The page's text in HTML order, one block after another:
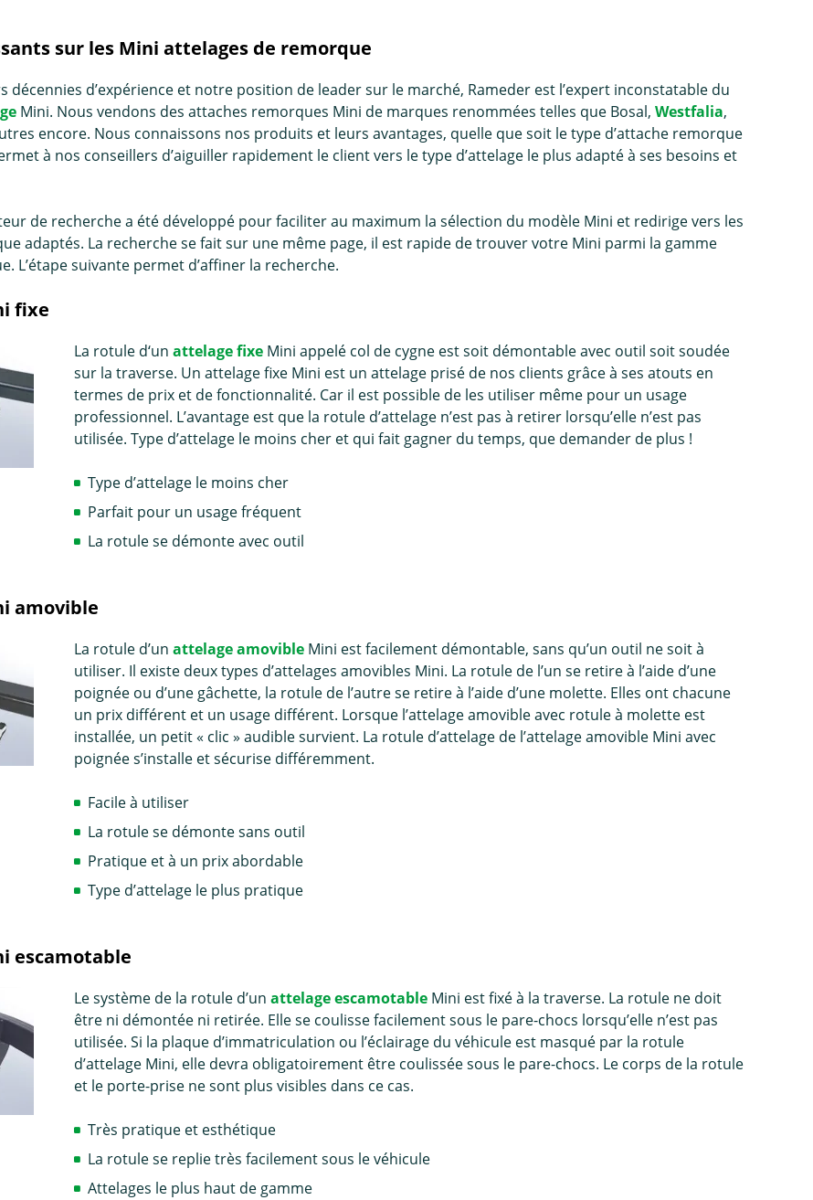
sur les Mini attelages de remorque
décennies d’expérience et notre position de leader sur le marché, Rameder est l’expert inconstatable du
Mini. Nous vendons des attaches remorques Mini de marques renommées telles que Bosal,Westfalia,
encore. Nous connaissons nos produits et leurs avantages, quelle que soit le type d’attache remorque
à nos conseillers d’aiguiller rapidement le client vers le type d’attelage le plus adapté à ses besoins et
de recherche a été développé pour faciliter au maximum la sélection du modèle Mini et redirige vers les
adaptés. La recherche se fait sur une même page, il est rapide de trouver votre Mini parmi la gamme
L’étape suivante permet d’affiner la recherche.
fixe
La rotule d‘unattelage fixe Mini appelé col de cygne est soit démontable avec outil soit soudée
sur la traverse. Un attelage fixe Mini est un attelage prisé de nos clients grâce à ses atouts en
termes de prix et de fonctionnalité. Car il est possible de les utiliser même pour un usage
professionnel. L’avantage est que la rotule d’attelage n’est pas à retirer lorsqu’elle n’est pas
utilisée. Type d’attelage le moins cher et qui fait gagner du temps, que demander de plus !
Type d’attelage le moins cher
Parfait pour un usage fréquent
La rotule se démonte avec outil
amovible
La rotule d’unattelage amovible Mini est facilement démontable, sans qu’un outil ne soit à
utiliser. Il existe deux types d’attelages amovibles Mini. La rotule de l’un se retire à l’aide d’une
poignée ou d’une gâchette, la rotule de l’autre se retire à l’aide d’une molette. Elles ont chacune
un prix différent et un usage différent. Lorsque l’attelage amovible avec rotule à molette est
installée, un petit « clic » audible survient. La rotule d’attelage de l’attelage amovible Mini avec
poignée s’installe et sécurise différemment.
Facile à utiliser
La rotule se démonte sans outil
Pratique et à un prix abordable
Type d’attelage le plus pratique
escamotable
Le système de la rotule d’unattelage escamotable Mini est fixé à la traverse. La rotule ne doit
être ni démontée ni retirée. Elle se coulisse facilement sous le pare-chocs lorsqu’elle n’est pas
utilisée. Si la plaque d’immatriculation ou l’éclairage du véhicule est masqué par la rotule
d’attelage Mini, elle devra obligatoirement être coulissée sous le pare-chocs. Le corps de la rotule
et le porte-prise ne sont plus visibles dans ce cas.
Très pratique et esthétique
La rotule se replie très facilement sous le véhicule
Attelages le plus haut de gamme